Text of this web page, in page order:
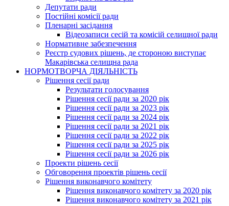
Депутати ради
Постійні комісії ради
Пленарні засідання
Відеозаписи сесій та комісій селищної ради
Нормативне забезпечення
Реєстр судових рішень, де стороною виступає
Макарівська селищна рада
НОРМОТВОРЧА ДІЯЛЬНІСТЬ
Рішення сесії ради
Результати голосування
Рішення сесії ради за 2020 рік
Рішення сесії ради за 2023 рік
Рішення сесії ради за 2024 рік
Рішення сесії ради за 2021 рік
Рішення сесії ради за 2022 рік
Рішення сесії ради за 2025 рік
Рішення сесії ради за 2026 рік
Проекти рішень сесії
Обговорення проектів рішень сесії
Рішення виконавчого комітету
Рішення виконавчого комітету за 2020 рік
Рішення виконавчого комітету за 2021 рік